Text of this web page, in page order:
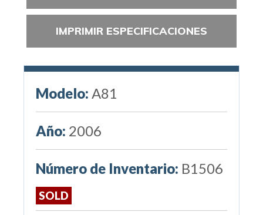
IMPRIMIR ESPECIFICACIONES
Modelo: A81
Año: 2006
Número de Inventario: B1506
SOLD